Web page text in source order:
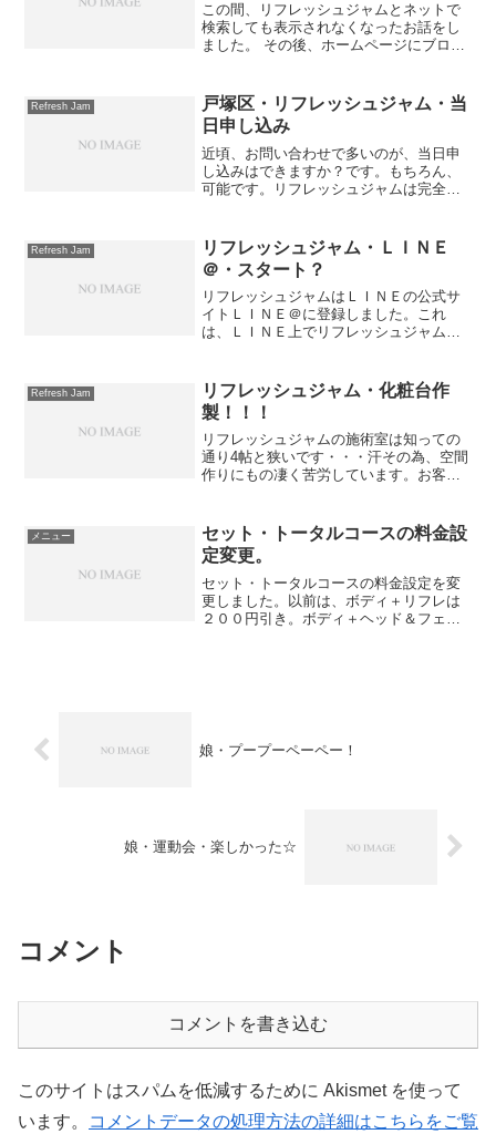
この間、リフレッシュジャムとネットで
検索しても表示されなくなったお話をし
ました。 その後、ホームページにブログ
し、 何とか、また無事に表示されるよう
になりました。 ネッ...
Refresh Jam
戸塚区・リフレッシュジャム・当
日申し込み
近頃、お問い合わせで多いのが、当日申
し込みはできますか？です。もちろん、
可能です。リフレッシュジャムは完全予
困りますが、（絶対ダメではありませ
ん。）当日でも電話やメール...
Refresh Jam
リフレッシュジャム・ＬＩＮＥ
＠・スタート？
リフレッシュジャムはＬＩＮＥの公式サ
イトＬＩＮＥ＠に登録しました。これ
は、ＬＩＮＥ上でリフレッシュジャムの
るようにもしたいと思っています。質問
などのやりとりも簡単にでき...
Refresh Jam
リフレッシュジャム・化粧台作
製！！！
リフレッシュジャムの施術室は知っての
通り4帖と狭いです・・・汗その為、空間
作りにもの凄く苦労しています。お客さ
で、その為の空間作りに一苦労していま
す・・・汗今は石膏アイ...
メニュー
セット・トータルコースの料金設
定変更。
セット・トータルコースの料金設定を変
更しました。以前は、ボディ＋リフレは
２００円引き。ボディ＋ヘッド＆フェイ
娘・プープーペーペー！
娘・運動会・楽しかった☆
コメント
コメントを書き込む
このサイトはスパムを低減するために Akismet を使って
います。
コメントデータの処理方法の詳細はこちらをご覧